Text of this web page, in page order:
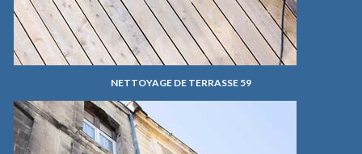
NETTOYAGE DE TERRASSE 59